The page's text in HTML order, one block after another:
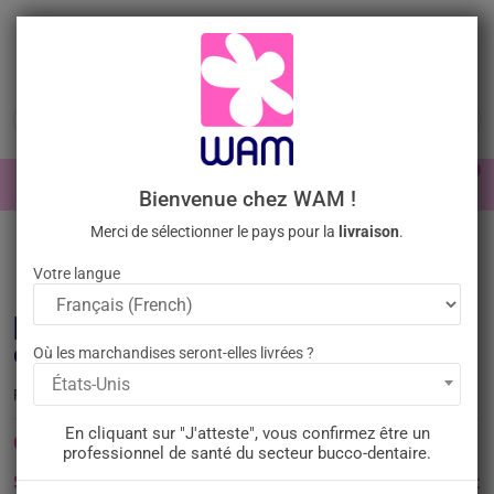
Aller
[A déjà eu lieu] Webinaire
GRATUIT - Le détartreur-aéropolisseur PT-B - 20 mai 2026
[A déjà eu lieu] Webinaire GRATUIT - Le
détartreur-aéropolisseur PT-B - 20 mai 2026
Référence : WEB-PTB-200526
Cet événement est déjà passé !
Si vous souhaitez avoir plus d’informations sur le sujet :
Bienvenue chez WAM !
Merci de sélectionner le pays pour la livraison.
Votre langue
Où les marchandises seront-elles livrées ?
États-Unis
En cliquant sur "J'atteste", vous confirmez être un
professionnel de santé du secteur bucco-dentaire.